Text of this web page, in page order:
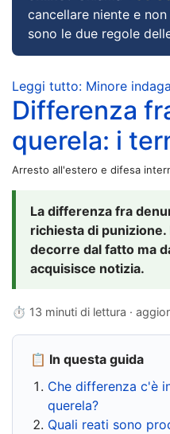
cancellare niente e
sono le due regole
Leggi tutto: Minore
Differenza
querela: i
Arresto all'estero e difesa
La differenza fra
richiesta di
decorre dal fatto ma
acquisisce notizia.
⏱ 13 minuti di lettura ·
📋 In questa guida
Che differenza c'è
querela?
Quali reati sono